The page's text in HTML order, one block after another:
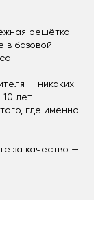
решётка
в базовой
— никаких
лет
где именно
за качество —